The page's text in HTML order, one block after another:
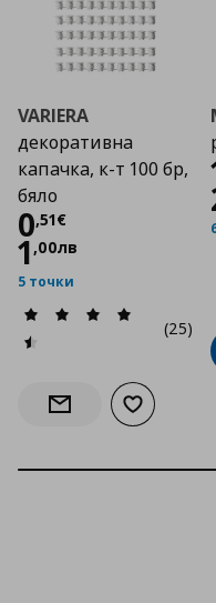
VARIERA
декоративна
капачка, к-т 100 бр,
бяло
0,51€
Цена
1 ,00лв
5 точки
(25)
Информирай ме за
Добави